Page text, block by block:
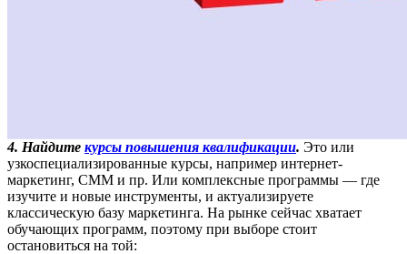
4. Найдите курсы повышения квалификации. Это или
узкоспециализированные курсы, например интернет-
маркетинг, СММ и пр. Или комплексные программы — где
изучите и новые инструменты, и актуализируете
классическую базу маркетинга. На рынке сейчас хватает
обучающих программ, поэтому при выборе стоит
остановиться на той: